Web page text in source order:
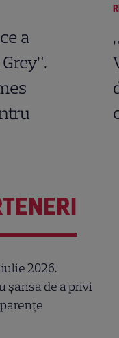
a
iulie 2026.
șansa de a privi